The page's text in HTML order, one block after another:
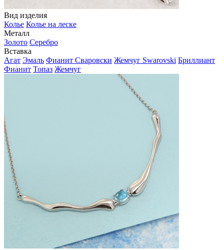
Вид изделия
Колье Колье на леске
Металл
Золото Серебро
Вставка
Агат Эмаль Фианит Сваровски Жемчуг Swarovski Бриллиант
Фианит Топаз Жемчуг